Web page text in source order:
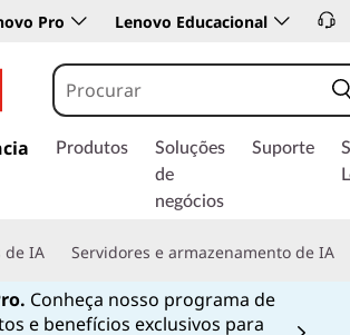
Pro Lenovo Educacional
Produtos
Soluções
de
negócios
Suporte
de IA Servidores e armazenamento de IA
Conheça nosso programa de
e benefícios exclusivos para